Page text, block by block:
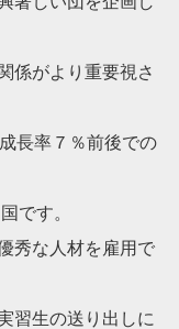
係がより重要視さ
長率７％前後での
です。
秀な人材を雇用で
習生の送り出しに